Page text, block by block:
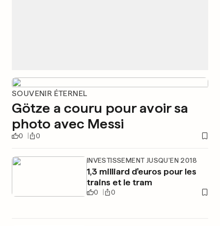
SOUVENIR ÉTERNEL
Götze a couru pour avoir sa
photo avec Messi
0 0
INVESTISSEMENT JUSQU'EN 2018
1,3 milliard d'euros pour les
trains et le tram
0 0